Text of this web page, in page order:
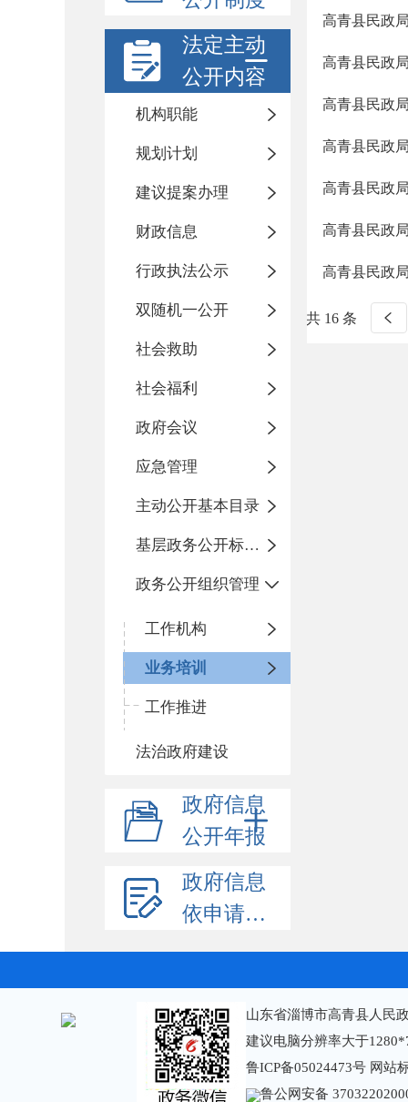
法定主动
公开内容
机构职能
规划计划
建议提案办理
财政信息
行政执法公示
双随机一公开
社会救助
社会福利
政府会议
应急管理
主动公开基本目录
基层政务公开标准化规范化
政务公开组织管理
工作机构
业务培训
工作推进
法治政府建设
政府信息
公开年报
政府信息
依申请公开
高青县民政
高青县民政
高青县民政
高青县民政
高青县民政
高青县民政
高青县民政
共 16 条
山东省淄博市高青县人民
建议电脑分辨率大于
鲁ICP备05024473号 网站
鲁公网安备